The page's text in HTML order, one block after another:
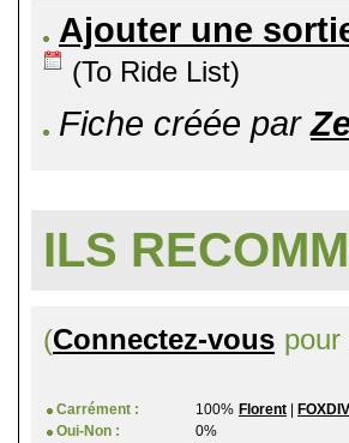
Ajouter une
(To Ride List)
Fiche créée par
ILS
(Connectez-vous
Carrément : 100% Florent
Oui-Non :
0%